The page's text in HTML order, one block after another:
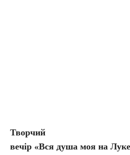
Творчий
вечір «Вся душа моя на